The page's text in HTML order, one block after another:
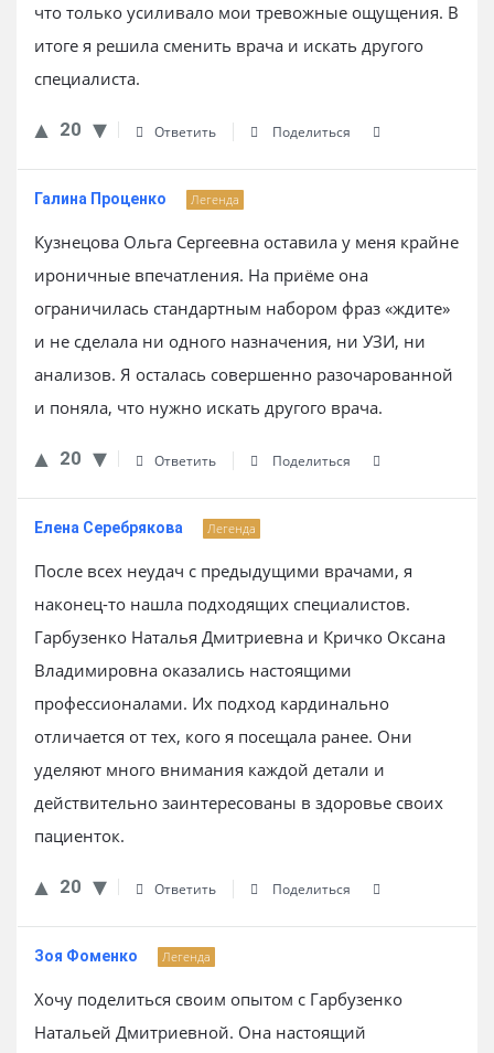
что только усиливало мои тревожные ощущения. В
итоге я решила сменить врача и искать другого
специалиста.
20 Ответить Поделиться
Галина Проценко Легенда
Кузнецова Ольга Сергеевна оставила у меня крайне
ироничные впечатления. На приёме она
ограничилась стандартным набором фраз «ждите»
и не сделала ни одного назначения, ни УЗИ, ни
анализов. Я осталась совершенно разочарованной
и поняла, что нужно искать другого врача.
20 Ответить Поделиться
Елена Серебрякова Легенда
После всех неудач с предыдущими врачами, я
наконец-то нашла подходящих специалистов.
Гарбузенко Наталья Дмитриевна и Кричко Оксана
Владимировна оказались настоящими
профессионалами. Их подход кардинально
отличается от тех, кого я посещала ранее. Они
уделяют много внимания каждой детали и
действительно заинтересованы в здоровье своих
пациенток.
20 Ответить Поделиться
Зоя Фоменко Легенда
Хочу поделиться своим опытом с Гарбузенко
Натальей Дмитриевной. Она настоящий